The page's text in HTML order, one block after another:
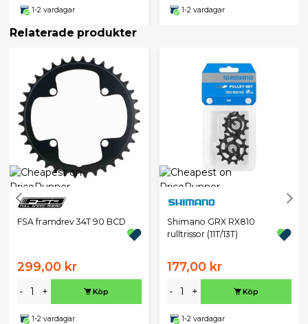
1-2 vardagar 1-2 vardagar
Relaterade produkter
FSA framdrev 34T 90 BCD
299,00 kr
- + Köp
1-2 vardagar
Shimano GRX RX810
rulltrissor (11T/13T)
177,00 kr
- + Köp
1-2 vardagar